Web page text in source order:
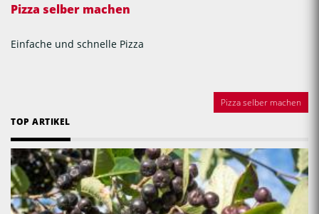
Pizza selber machen
Einfache und schnelle Pizza
Pizza selber machen
TOP ARTIKEL